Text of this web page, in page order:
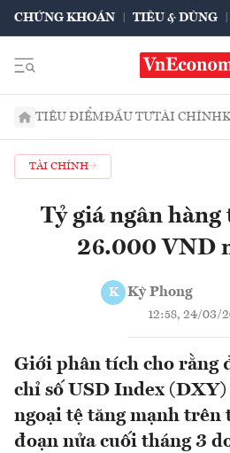
CHỨNG KHOÁN TIÊU & DÙNG
TIÊU ĐIỂMĐẦU TƯTÀI CHÍNH
TÀI CHÍNH
Tỷ giá ngân hàng
26.000 VND
K Kỳ Phong
12:58, 24/03/
Giới phân tích cho rằng
chỉ số USD Index (DXY)
ngoại tệ tăng mạnh
đoạn nửa cuối tháng 3